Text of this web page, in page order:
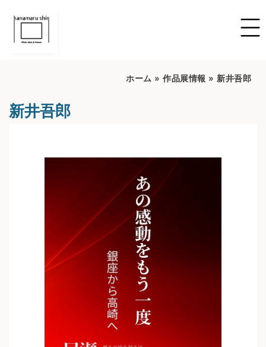
ホーム » 作品展情報 » 新井吾郎
新井吾郎